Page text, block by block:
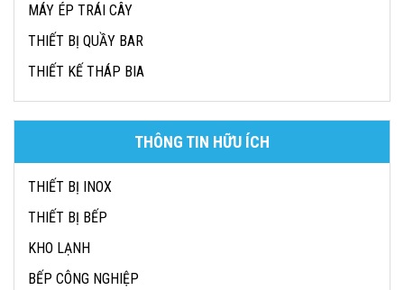
MÁY ÉP TRÁI CÂY
THIẾT BỊ QUẦY BAR
THIẾT KẾ THÁP BIA
THÔNG TIN HỮU ÍCH
THIẾT BỊ INOX
THIẾT BỊ BẾP
KHO LẠNH
BẾP CÔNG NGHIỆP